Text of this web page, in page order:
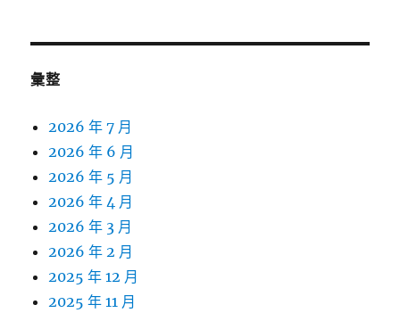
彙整
2026 年 7 月
2026 年 6 月
2026 年 5 月
2026 年 4 月
2026 年 3 月
2026 年 2 月
2025 年 12 月
2025 年 11 月